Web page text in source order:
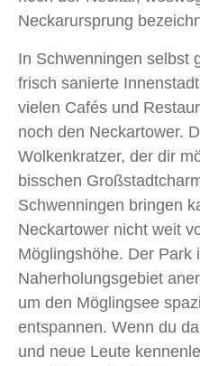
Neckarursprung
In Schwenningen selbst
frisch sanierte
vielen Cafés und
noch den Neckartower.
Wolkenkratzer, der dir
bisschen
Schwenningen bringen
Neckartower nicht weit
Möglingshöhe. Der Park
Naherholungsgebiet
um den Möglingsee
entspannen. Wenn du
und neue Leute